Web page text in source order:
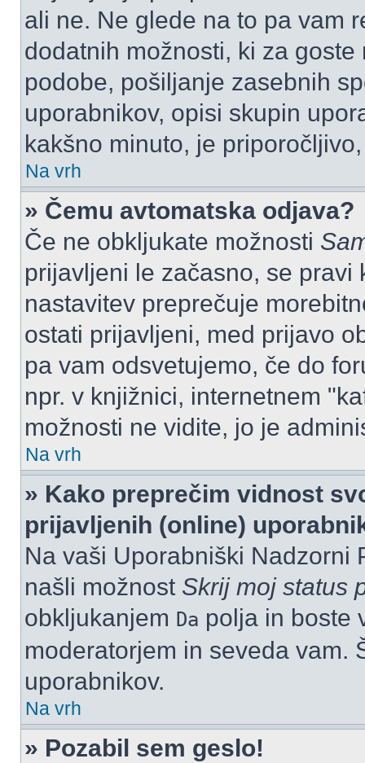
ali ne. Ne glede na to pa vam
dodatnih možnosti, ki za
podobe, pošiljanje zasebnih
uporabnikov, opisi skupin
kakšno minuto, je
Na vrh
» Čemu avtomatska odjava?
Če ne obkljukate možnosti
prijavljeni le začasno, se pravi
nastavitev preprečuje
ostati prijavljeni, med prijavo
pa vam odsvetujemo, če do
npr. v knjižnici, internetnem
možnosti ne vidite, jo je
Na vrh
» Kako preprečim vidnost
prijavljenih (online)
Na vaši Uporabniški Nadzorni
našli možnost Skrij moj status
obkljukanjem Da polja in boste
moderatorjem in seveda vam.
uporabnikov.
Na vrh
» Pozabil sem geslo!